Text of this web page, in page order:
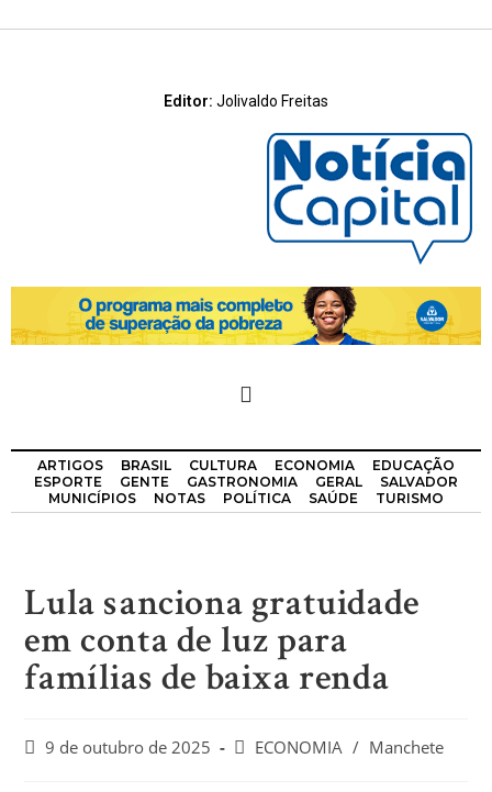
Editor: Jolivaldo Freitas
ARTIGOS BRASIL CULTURA ECONOMIA
EDUCAÇÃO
ESPORTE
GENTE GASTRONOMIA GERAL
SALVADOR
MUNICÍPIOS
NOTAS POLÍTICA SAÚDE TURISMO
Lula sanciona gratuidade
em conta de luz para
famílias de baixa renda
9 de outubro de 2025 ECONOMIA / Manchete